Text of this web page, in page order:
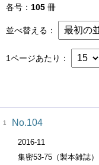
各号 105 冊
並べ替える
1ページあたり
1 No.104
2016-11
集密53-75（製本雑誌）